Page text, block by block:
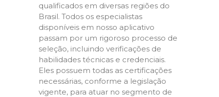
qualificados em diversas regiões do
Brasil. Todos os especialistas
disponíveis em nosso aplicativo
passam por um rigoroso processo de
seleção, incluindo verificações de
habilidades técnicas e credenciais.
Eles possuem todas as certificações
necessárias, conforme a legislação
vigente, para atuar no segmento de